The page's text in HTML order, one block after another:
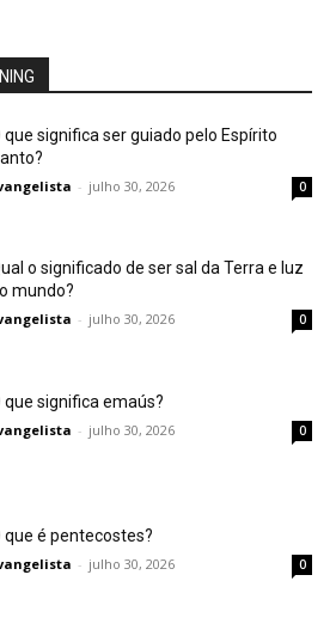
que significa ser guiado pelo Espírito
- julho 30, 2026 0
o significado de ser sal da Terra e luz
mundo?
- julho 30, 2026 0
que significa emaús?
- julho 30, 2026 0
que é pentecostes?
- julho 30, 2026 0